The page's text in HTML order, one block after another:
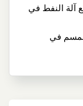
آلة النفط في
في